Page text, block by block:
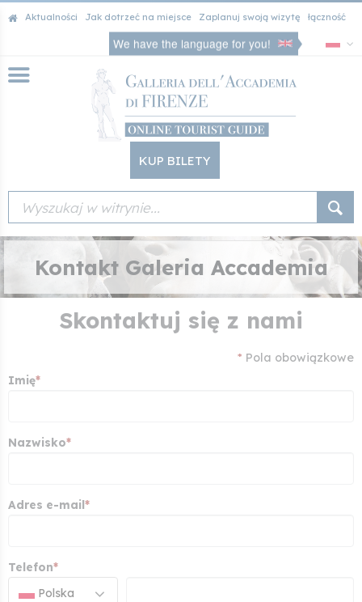
Aktualności Jak dotrzeć na miejsce Zaplanuj swoją wizytę łączność
We have the language for you!
KUP BILETY
Kontakt Galeria Accademia
Skontaktuj się z nami
* Pola obowiązkowe
Imię*
Nazwisko*
Adres e-mail*
Telefon*
Polska